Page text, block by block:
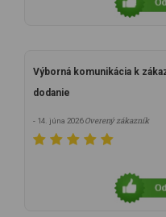
Výborná komunikácia k
dodanie
- 14. júna 2026Overený zákazník